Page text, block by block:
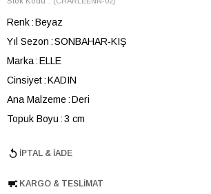
Renk Beyaz
Yıl Sezon SONBAHAR-KIŞ
Marka ELLE
Cinsiyet KADIN
Ana Malzeme Deri
Topuk Boyu 3 cm
Taban Yüksekliği
TURKIYE
İPTAL & İADE
KARGO & TESLIMAT